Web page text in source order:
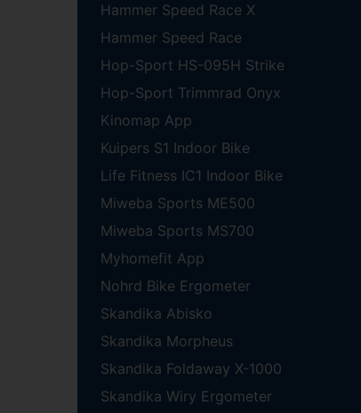
Hammer Speed Race X
Hammer Speed Race
Hop-Sport HS-095H Strike
Hop-Sport Trimmrad Onyx
Kinomap App
Kuipers S1 Indoor Bike
Life Fitness IC1 Indoor Bike
Miweba Sports ME500
Miweba Sports MS700
Myhomefit App
Nohrd Bike Ergometer
Skandika Abisko
Skandika Morpheus
Skandika Foldaway X-1000
Skandika Wiry Ergometer